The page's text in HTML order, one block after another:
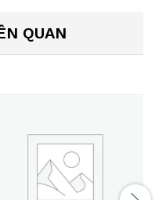
QUAN